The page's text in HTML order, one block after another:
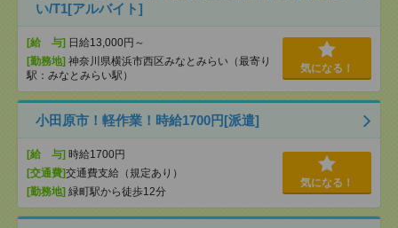
い/T1[アルバイト]
[給 与] 日給13,000円～
[勤務地] 神奈川県横浜市西区みなとみらい（最寄り
駅：みなとみらい駅）
気になる！
小田原市！軽作業！時給1700円[派遣]
[給 与] 時給1700円
[交通費]交通費支給（規定あり）
[勤務地] 緑町駅から徒歩12分
気になる！